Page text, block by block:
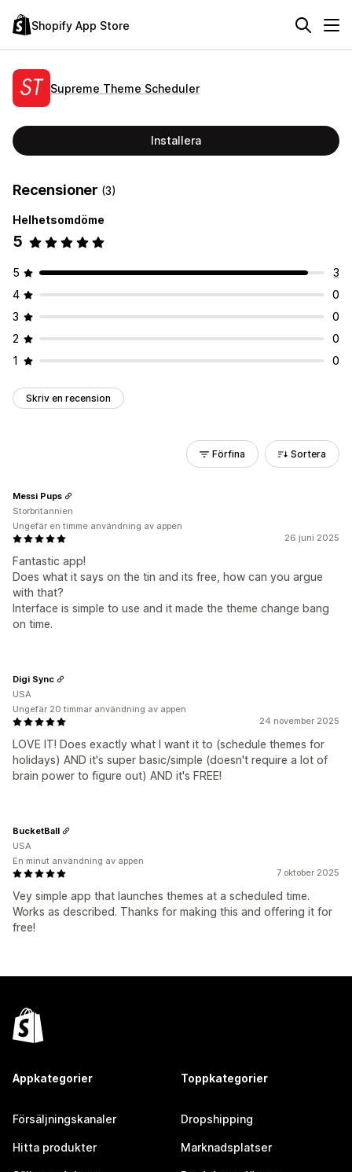
Shopify App Store
Supreme Theme Scheduler
Installera
Recensioner (3)
Helhetsomdöme
5
5
3
4
0
3
0
2
0
1
0
Skriv en recension
Förfina Sortera
26 juni 2025
Fantastic app!
Does what it says on the tin and its free, how can you argue
with that?
Interface is simple to use and it made the theme change bang
on time.
Messi Pups
Storbritannien
Ungefär en timme användning av appen
24 november 2025
LOVE IT! Does exactly what I want it to (schedule themes for
holidays) AND it's super basic/simple (doesn't require a lot of
brain power to figure out) AND it's FREE!
Digi Sync
USA
Ungefär 20 timmar användning av appen
7 oktober 2025
Vey simple app that launches themes at a scheduled time.
Works as described. Thanks for making this and offering it for
free!
BucketBall
USA
En minut användning av appen
Appkategorier
Försäljningskanaler
Hitta produkter
Toppkategorier
Dropshipping
Marknadsplatser